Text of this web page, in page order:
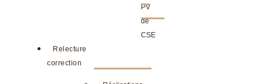
PV
de
CSE
Relecture
correction